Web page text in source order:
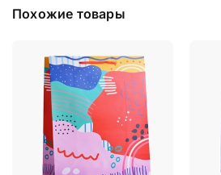
Похожие товары